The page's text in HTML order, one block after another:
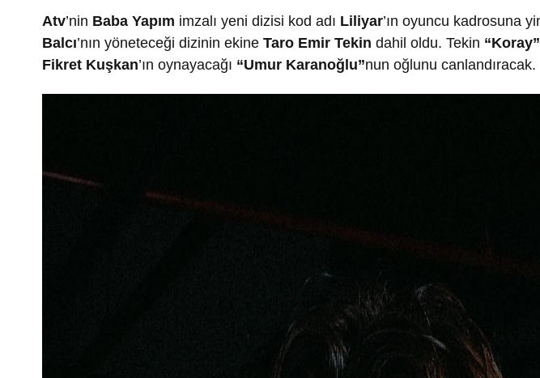
Atv’nin Baba Yapım imzalı yeni dizisi kod adı Liliyar’ın oyuncu kadrosuna
Balcı’nın yöneteceği dizinin ekine Taro Emir Tekin dahil oldu. Tekin “Koray”
Fikret Kuşkan’ın oynayacağı “Umur Karanoğlu”nun oğlunu canlandıracak.